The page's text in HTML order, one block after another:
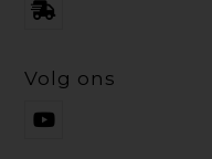
Volg ons